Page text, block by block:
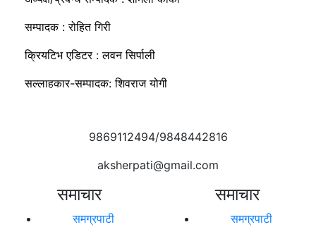
सम्पादक : रोहित गिरी
क्रियटिभ एडिटर : लवन सिर्पाली
सल्लाहकार-सम्पादक: शिवराज योगी
9869112494/9848442816
aksherpati@gmail.com
समाचार
समग्रपाटी
समाचार
समग्रपाटी